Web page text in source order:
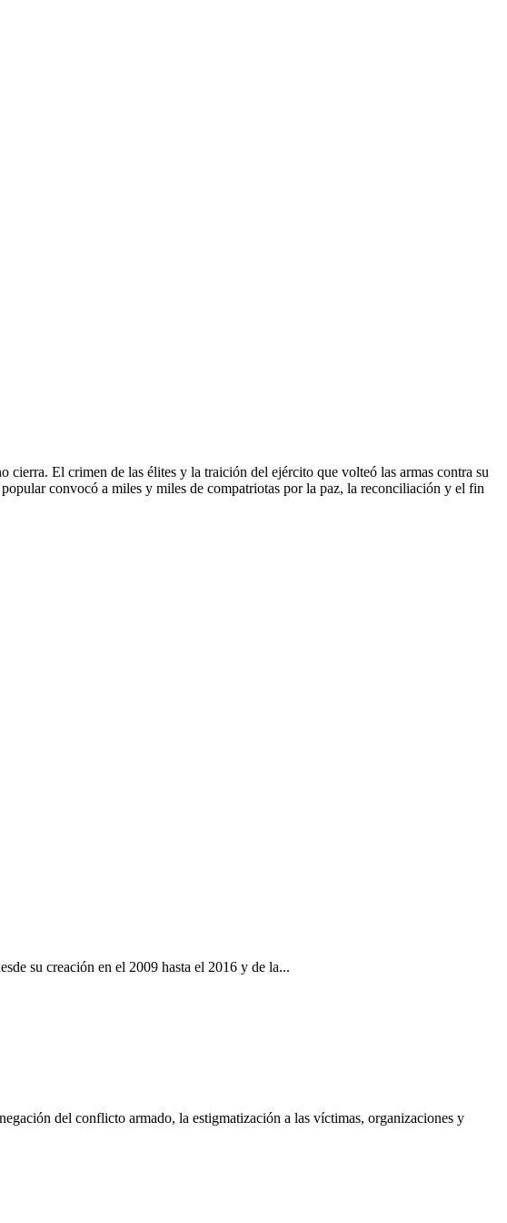
El crimen de las élites y la traición del ejército que volteó las armas contra su
convocó a miles y miles de compatriotas por la paz, la reconciliación y el fin
su creación en el 2009 hasta el 2016 y de la...
del conflicto armado, la estigmatización a las víctimas, organizaciones y